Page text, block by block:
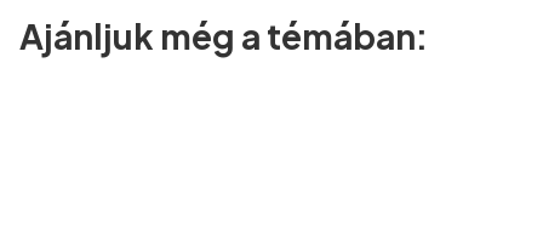
Ajánljuk még a témában: